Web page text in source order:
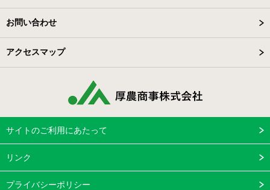
お問い合わせ
アクセスマップ
サイトのご利用にあたって
リンク
プライバシーポリシー